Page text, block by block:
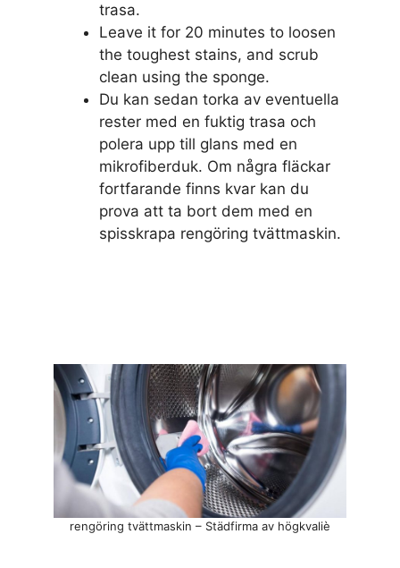
trasa.
Leave it for 20 minutes to loosen
the toughest stains, and scrub
clean using the sponge.
Du kan sedan torka av eventuella
rester med en fuktig trasa och
polera upp till glans med en
mikrofiberduk. Om några fläckar
fortfarande finns kvar kan du
prova att ta bort dem med en
spisskrapa rengöring tvättmaskin.
rengöring tvättmaskin – Städfirma av högkvaliè